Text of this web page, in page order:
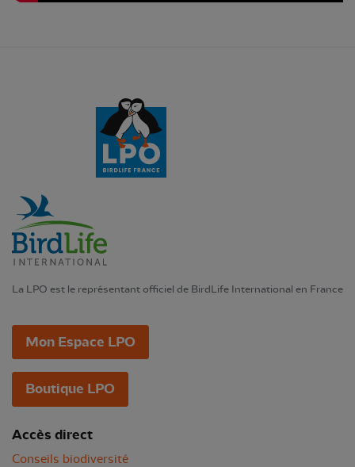
La LPO est le représentant officiel de BirdLife International en France
Mon Espace LPO
Boutique LPO
Accès direct
Conseils biodiversité